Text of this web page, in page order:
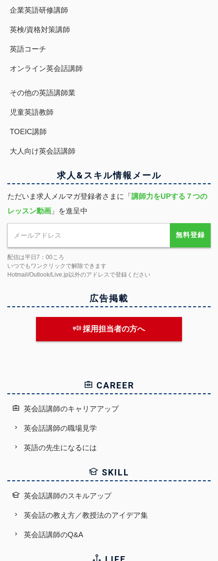
企業英語研修講師
英検/資格対策講師
英語コーチ
オンライン英会話講師
その他の英語講師業
児童英語教師
TOEIC講師
大人向け英会話講師
求人&スキル情報 メール
ただいま求人メルマガ登録者さまに「講師力をUPする７つの
レッスン動画 」を進呈中
無料登録
配信は平日7：00ころ
いつでもワンクリックで解除できます
Hotmail/Outlook/Live.jp以外のアドレスで登録ください
広告掲載
採用担当者の方へ
CAREER
英会話講師のキャリアアップ
英会話講師の職場見学
英語の先生になるには
SKILL
英会話講師のスキルアップ
英会話の教え方／教授法のアイデア集
英会話講師のQ&A